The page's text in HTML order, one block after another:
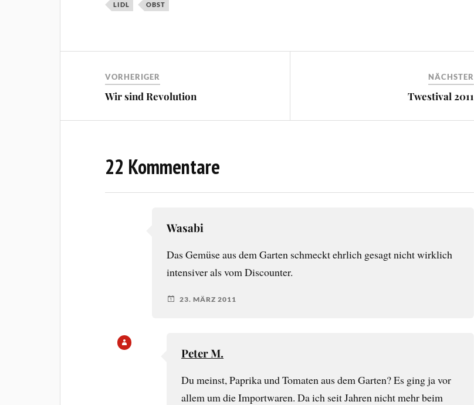
LIDL OBST
VORHERIGER
Wir sind Revolution
NÄCHSTER
Twestival 2011
22 Kommentare
Wasabi
Das Gemüse aus dem Garten schmeckt ehrlich gesagt nicht wirklich
intensiver als vom Discounter.
23. MÄRZ 2011
Peter M.
Du meinst, Paprika und Tomaten aus dem Garten? Es ging ja vor
allem um die Importwaren. Da ich seit Jahren nicht mehr beim